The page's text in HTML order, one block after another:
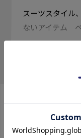
スーツスタイル
ないアイテム ベ
スタンダードな
を調整でき ち
気なく見える箇
ーデに取り入れ